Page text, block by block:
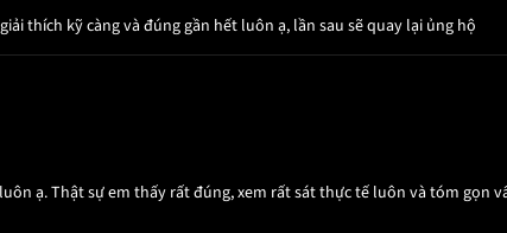
thích kỹ càng và đúng gần hết luôn ạ, lần sau sẽ quay lại ủng hộ
ạ. Thật sự em thấy rất đúng, xem rất sát thực tế luôn và tóm gọn